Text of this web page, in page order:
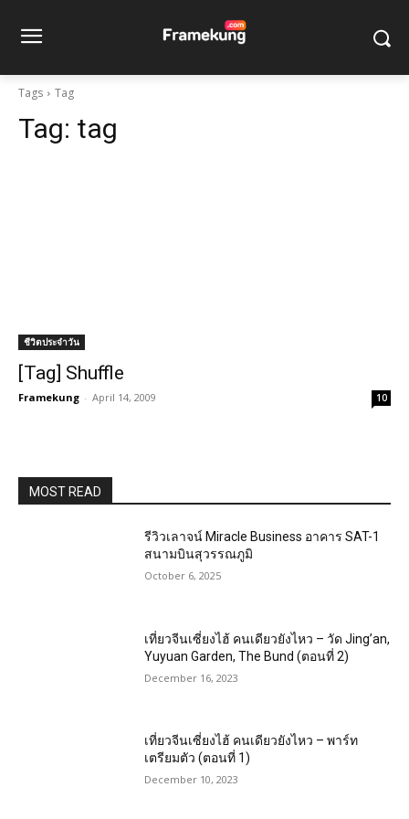
Tags Tag
Tag: tag
ชีวิตประจำวัน
[Tag] Shuffle
Framekung - April 14, 2009 10
MOST READ
รีวิวเลาจน์ Miracle Business อาคาร SAT-1
สนามบินสุวรรณภูมิ
October 6, 2025
เที่ยวจีนเซี่ยงไฮ้ คนเดียวยังไหว – วัด Jing’an,
Yuyuan Garden, The Bund (ตอนที่ 2)
December 16, 2023
เที่ยวจีนเซี่ยงไฮ้ คนเดียวยังไหว – พาร์ท
เตรียมตัว (ตอนที่ 1)
December 10, 2023